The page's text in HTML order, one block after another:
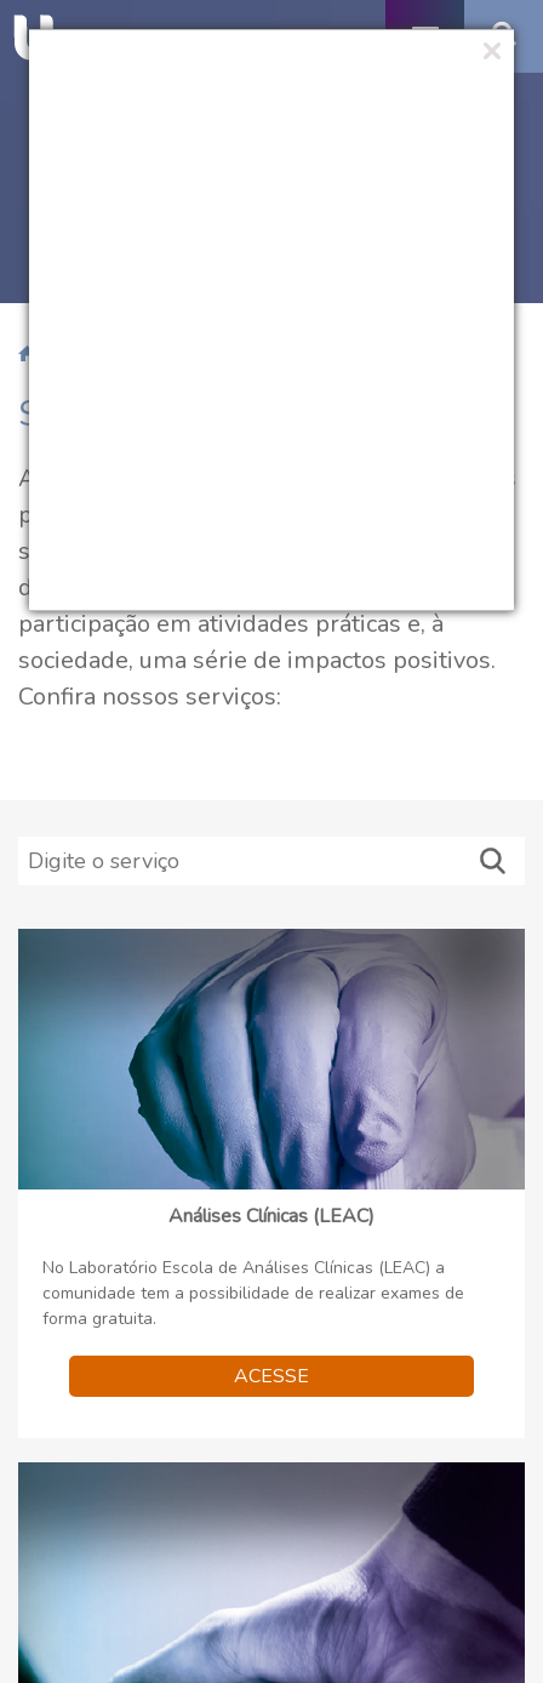
Serviços
A atuação da UCPel leva à comunidade novas
possibilidades de transformar a realidade
socioeconômica e cultural. Com esse modelo
de ação, a universidade oferece aos alunos a
participação em atividades práticas e, à
sociedade, uma série de impactos positivos.
Confira nossos serviços:
Análises Clínicas (LEAC)
No Laboratório Escola de Análises Clínicas (LEAC) a
comunidade tem a possibilidade de realizar exames de
forma gratuita.
ACESSE